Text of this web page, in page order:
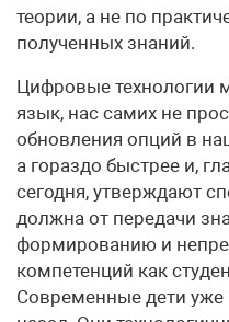
теории, а не по
полученных знаний.
Цифровые технологии
язык, нас самих не
обновления опций в
а гораздо быстрее и,
сегодня, утверждают
должна от передачи
формированию и
компетенций как
Современные дети уже